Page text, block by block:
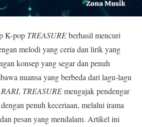
K-pop TREASUREberhasil mencuri
melodi yang ceria dan lirik yang
konsep yang segar dan penuh
nuansa yang berbeda dari lagu-lagu
, TREASUREmengajak pendengar
penuh keceriaan, melalui irama
pesan yang mendalam. Artikel ini